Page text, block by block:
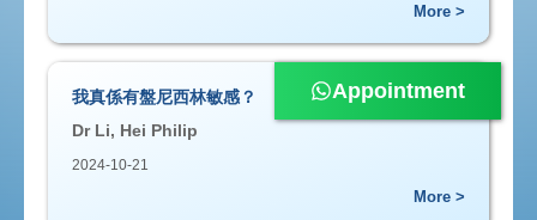
More >
我真係有盤尼西林敏感？
Dr Li, Hei Philip
2024-10-21
More >
Appointment